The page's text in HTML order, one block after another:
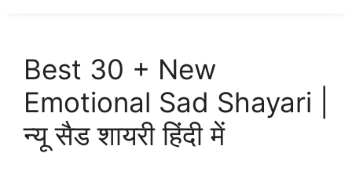
Best 30 + New
Emotional Sad Shayari |
न्यू सैड शायरी हिंदी में